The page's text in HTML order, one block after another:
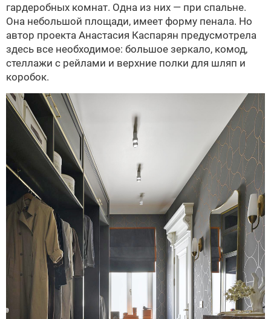
гардеробных комнат. Одна из них — при спальне.
Она небольшой площади, имеет форму пенала. Но
автор проекта Анастасия Каспарян предусмотрела
здесь все необходимое: большое зеркало, комод,
стеллажи с рейлами и верхние полки для шляп и
коробок.